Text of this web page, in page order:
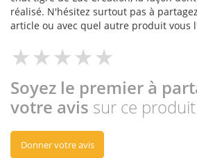
réalisé. N'hésitez surtout pas à
article ou avec quel autre produit vous
Soyez le premier à
votre avis sur ce produit
Donner votre avis